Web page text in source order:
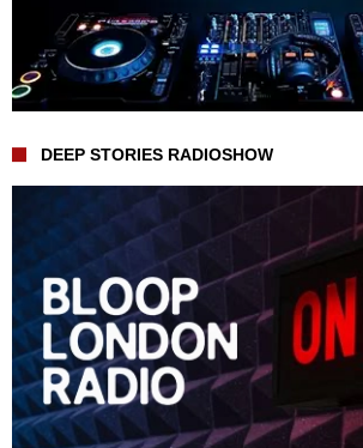
DEEP STORIES RADIOSHOW